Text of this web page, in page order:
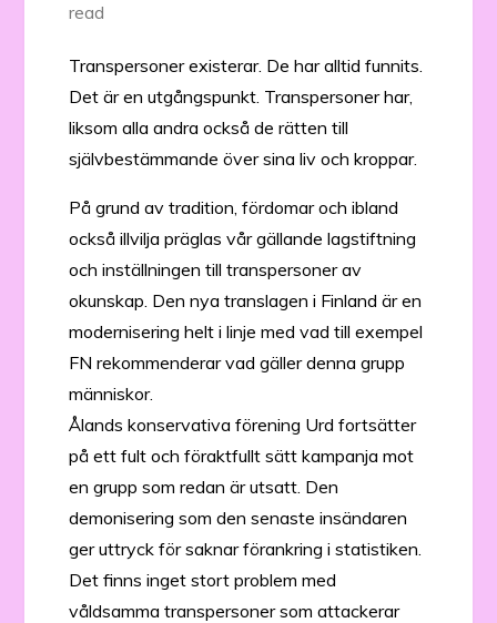
read
Transpersoner existerar. De har alltid funnits.
Det är en utgångspunkt. Transpersoner har,
liksom alla andra också de rätten till
självbestämmande över sina liv och kroppar.
På grund av tradition, fördomar och ibland
också illvilja präglas vår gällande lagstiftning
och inställningen till transpersoner av
okunskap. Den nya translagen i Finland är en
modernisering helt i linje med vad till exempel
FN rekommenderar vad gäller denna grupp
människor.
Ålands konservativa förening Urd fortsätter
på ett fult och föraktfullt sätt kampanja mot
en grupp som redan är utsatt. Den
demonisering som den senaste insändaren
ger uttryck för saknar förankring i statistiken.
Det finns inget stort problem med
våldsamma transpersoner som attackerar